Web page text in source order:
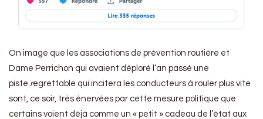
On image que les associations de prévention routière et
Dame Perrichon qui avaient déploré l’an passé une
piste regrettable qui incitera les conducteurs à rouler plus vite
sont, ce soir, très énervées par cette mesure politique que
certains voient déjà comme un « petit » cadeau de l’état aux